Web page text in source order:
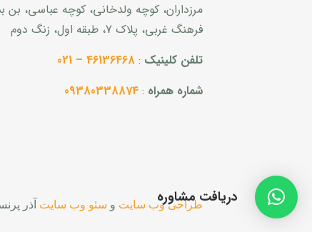
مرزداران، کوچه ولدخانی، کوچه عباسی،
فرهنگ غربی، پلاک 7، طبقه اول، زنگ دوم
تلفن کلینیک :
46136468 – 021
شماره همراه :
09380338874
طراحی وب سایت و سئو وب سایت آذر دریافت مشاوره